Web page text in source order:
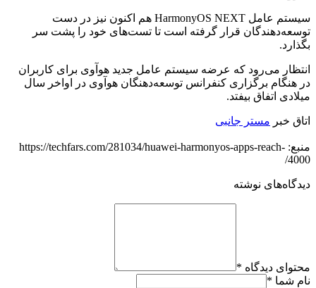
سیستم عامل HarmonyOS NEXT‌ هم اکنون نیز در دست
توسعه‌دهندگان قرار گرفته است تا تست‌های خود را پشت سر
بگذارد.
انتظار می‌رود که عرضه سیستم عامل جدید هوآوی برای کاربران
در هنگام برگزاری کنفرانس توسعه‌دهنگان هوآوی در اواخر سال
میلادی اتفاق بیفتد.
اتاق خبر مستر جانبی
منبع: https://techfars.com/281034/huawei-harmonyos-apps-reach-
4000/
دیدگاه‌های نوشته
محتوای دیدگاه *
نام شما *